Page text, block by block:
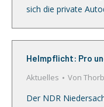
sich die private
Helmpflicht: Pro
Aktuelles
Von
Der NDR